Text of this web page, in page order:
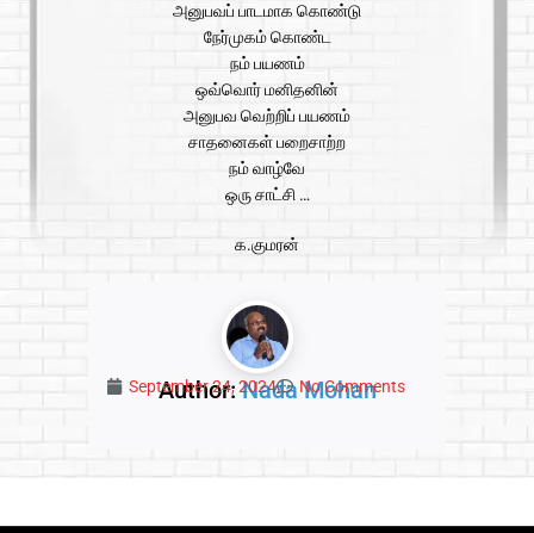
அனுபவப் பாடமாக கொண்டு
நேர்முகம் கொண்ட
நம் பயணம்
ஒவ்வொர் மனிதனின்
அனுபவ வெற்றிப் பயணம்
சாதனைகள் பறைசாற்ற
நம் வாழ்வே
ஒரு சாட்சி …
க.குமரன்
Author:Nada Mohan
September 24, 2024 No Comments